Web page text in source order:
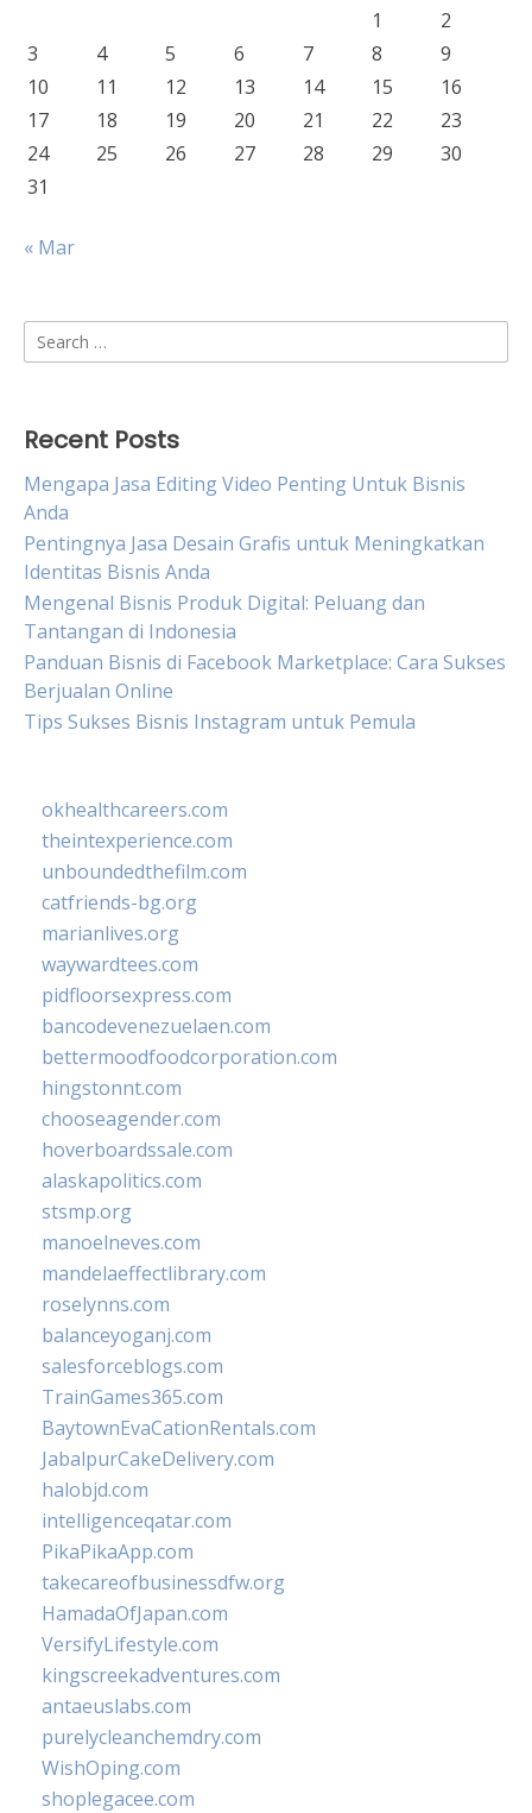
1
2
3
4 5 6 7 8
9
10
11 12 13 14 15
16
17
18 19 20 21 22
23
24
25 26 27 28 29
30
31
« Mar
Search
for:
Recent Posts
Mengapa Jasa Editing Video Penting Untuk Bisnis
Anda
Pentingnya Jasa Desain Grafis untuk Meningkatkan
Identitas Bisnis Anda
Mengenal Bisnis Produk Digital: Peluang dan
Tantangan di Indonesia
Panduan Bisnis di Facebook Marketplace: Cara Sukses
Berjualan Online
Tips Sukses Bisnis Instagram untuk Pemula
okhealthcareers.com
theintexperience.com
unboundedthefilm.com
catfriends-bg.org
marianlives.org
waywardtees.com
pidfloorsexpress.com
bancodevenezuelaen.com
bettermoodfoodcorporation.com
hingstonnt.com
chooseagender.com
hoverboardssale.com
alaskapolitics.com
stsmp.org
manoelneves.com
mandelaeffectlibrary.com
roselynns.com
balanceyoganj.com
salesforceblogs.com
TrainGames365.com
BaytownEvaCationRentals.com
JabalpurCakeDelivery.com
halobjd.com
intelligenceqatar.com
PikaPikaApp.com
takecareofbusinessdfw.org
HamadaOfJapan.com
VersifyLifestyle.com
kingscreekadventures.com
antaeuslabs.com
purelycleanchemdry.com
WishOping.com
shoplegacee.com